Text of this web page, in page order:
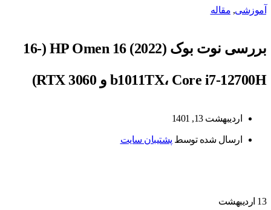
آموزشی, مقاله
بررسی نوت بوک HP Omen 16 (2022) (16-
b1011TX، Core i7-12700H و RTX 3060)
اردیبهشت 13, 1401
ارسال شده توسط پشتیبان سایت
13 اردیبهشت